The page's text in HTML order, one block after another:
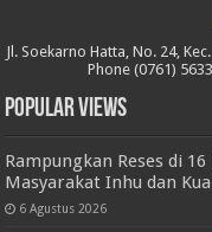
Jl. Soekarno Hatta, No. 24,
Phone (0761)
Popular Views
Rampungkan Reses di
Masyarakat Inhu dan
6 Agustus 2026